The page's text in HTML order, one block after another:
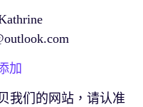
加
我们的网站，请认准